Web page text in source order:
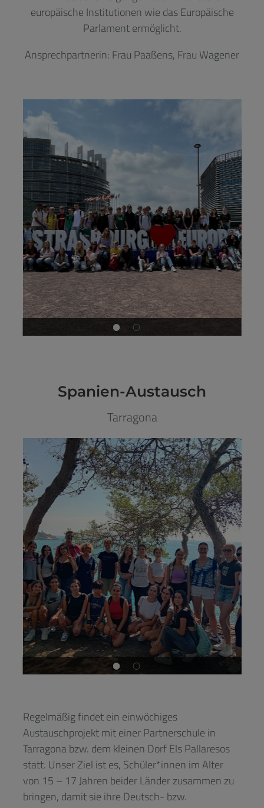
europäische Institutionen wie das Europäische
Parlament ermöglicht.
Ansprechpartnerin: Frau Paaßens, Frau Wagener
Spanien-Austausch
Tarragona
Regelmäßig findet ein einwöchiges
Austauschprojekt mit einer Partnerschule in
Tarragona bzw. dem kleinen Dorf Els Pallaresos
statt. Unser Ziel ist es, Schüler*innen im Alter
von 15 – 17 Jahren beider Länder zusammen zu
bringen, damit sie ihre Deutsch- bzw.